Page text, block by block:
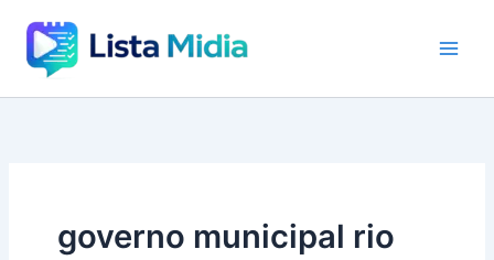
para
governo municipal rio